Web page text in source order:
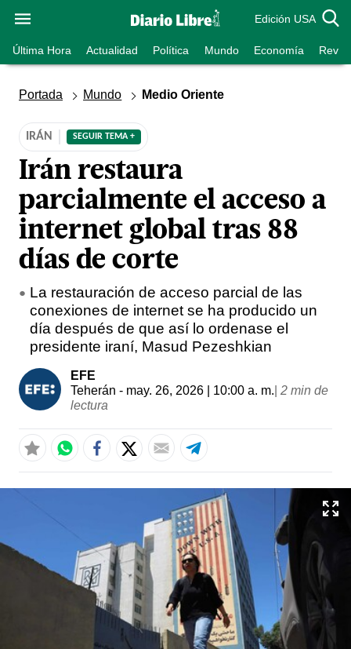
Edición USA
Última Hora Actualidad Política Mundo Economía
Portada Mundo Medio Oriente
IRÁN SEGUIR TEMA +
Irán restaura
parcialmente el acceso a
internet global tras 88
días de corte
La restauración de acceso parcial de las
conexiones de internet se ha producido un
día después de que así lo ordenase el
presidente iraní, Masud Pezeshkian
EFE
Teherán - may. 26, 2026 | 10:00 a. m. 2 min de
lectura